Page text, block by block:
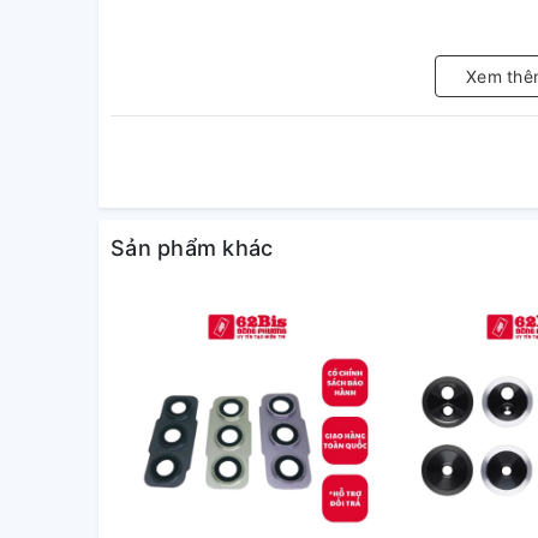
Xem
Sản phẩm khác